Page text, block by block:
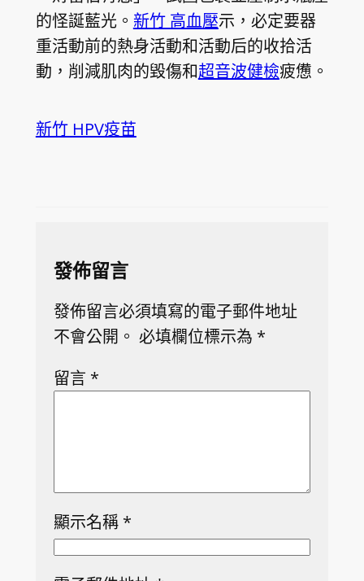
的怪誕藍光。 新竹 高血壓示，必定要器
重活動前的熱身活動和活動后的收拾活
動，削減肌肉的毀傷和超音波健檢疲憊。
新竹 HPV疫苗
發佈留言
發佈留言必須填寫的電子郵件地址
不會公開。 必填欄位標示為 *
留言 *
顯示名稱 *